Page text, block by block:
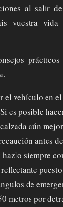
al salir
vuestra
el vehículo en
es posible
calzada aún
antes
siempre
reflectante puesto.
de
metros por